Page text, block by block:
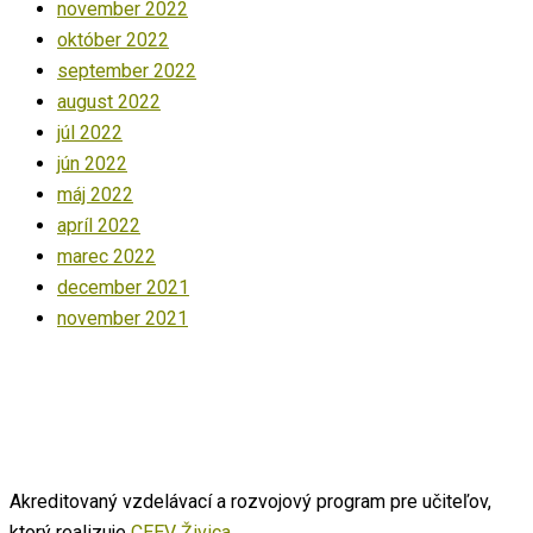
november 2022
október 2022
september 2022
august 2022
júl 2022
jún 2022
máj 2022
apríl 2022
marec 2022
december 2021
november 2021
Akreditovaný vzdelávací a rozvojový program pre učiteľov,